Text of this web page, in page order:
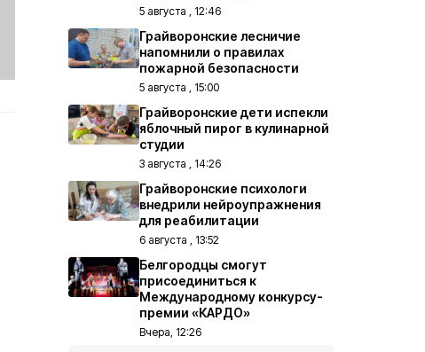
5 августа , 12:46
Грайворонские лесничие
напомнили о правилах
пожарной безопасности
5 августа , 15:00
Грайворонские дети испекли
яблочный пирог в кулинарной
студии
3 августа , 14:26
Грайворонские психологи
внедрили нейроупражнения
для реабилитации
6 августа , 13:52
Белгородцы смогут
присоединиться к
Международному конкурсу-
премии «КАРДО»
Вчера, 12:26